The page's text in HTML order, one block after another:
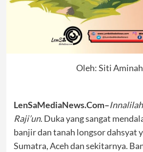
Oleh: Siti Aminah
LenSaMediaNews.Com–
Raji’un. Duka yang sangat
banjir dan tanah longsor dahsyat
Sumatra, Aceh dan sekitarnya.